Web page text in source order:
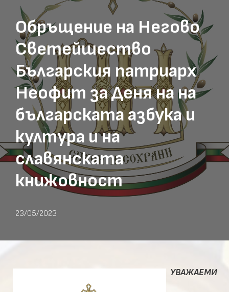
Обръщение на Негово
Светейшество
Българския патриарх
Неофит за Деня на на
българската азбука и
култура и на
славянската
книжовност
23/05/2023
УВАЖАЕМИ